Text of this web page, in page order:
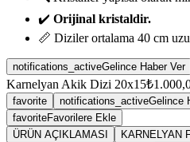
✔️ Orijinal kristaldir.
📏 Diziler ortalama 40 cm
notifications_activeGelince Haber Ver
Karnelyan Akik Dizi 20x15
favorite notifications_activeGelince
favoriteFavorilere Ekle
ÜRÜN AÇIKLAMASI
KARNELYAN